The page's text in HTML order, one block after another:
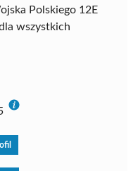
Polskiego 12E
wszystkich